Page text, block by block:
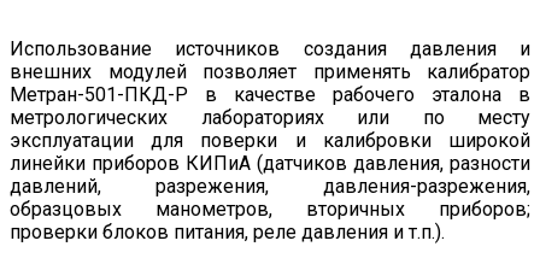
Использование источников создания давления и
внешних модулей позволяет применять калибратор
Метран-501-ПКД-Р в качестве рабочего эталона в
метрологических лабораториях или по месту
эксплуатации для поверки и калибровки широкой
линейки приборов КИПиА (датчиков давления, разности
давлений, разрежения, давления-разрежения,
образцовых манометров, вторичных приборов;
проверки блоков питания, реле давления и т.п.).